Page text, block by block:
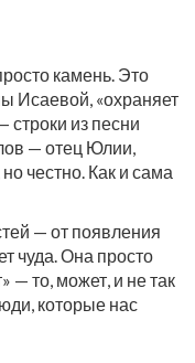
камень. Это
Исаевой, «охраняет
из песни
— отец Юлии,
честно. Как и сама
— от появления
чуда. Она просто
— то, может, и не так
которые нас